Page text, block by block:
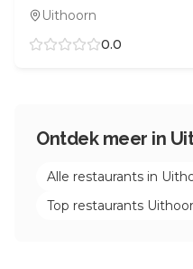
Uithoorn
0.0
Ontdek meer in
Alle restaurants in
Top restaurants